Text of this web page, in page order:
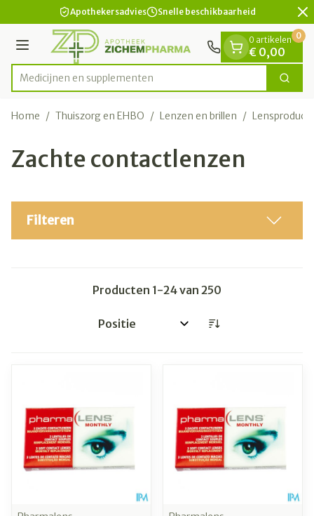
Ga naar de inhoudApothekersadvies Snelle beschikbaarheid
Menu
Product, merk, categorie...
Medicij Zoek
0 artikelen
€ 0,00
0
Home / Thuiszorg en EHBO / Lenzen en brillen /
Zachte contactlenzen
Filteren
Producten 1-24van 250
Sorteer op: